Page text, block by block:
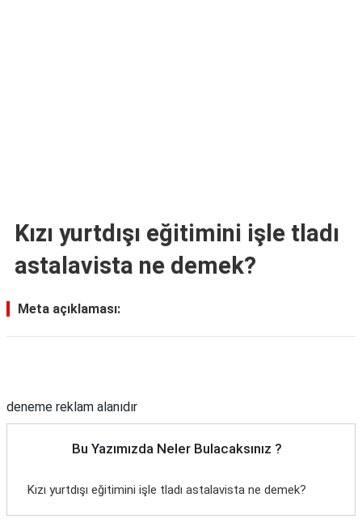
Kızı yurtdışı eğitimini işle tladı
astalavista ne demek?
Meta açıklaması:
deneme reklam alanıdır
Bu Yazımızda Neler Bulacaksınız ?
Kızı yurtdışı eğitimini işle tladı astalavista ne demek?